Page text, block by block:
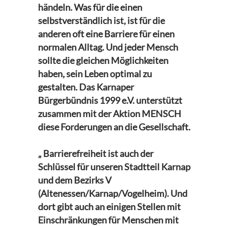
händeln. Was für die einen
selbstverständlich ist, ist für die
anderen oft eine Barriere für einen
normalen Alltag. Und jeder Mensch
sollte die gleichen Möglichkeiten
haben, sein Leben optimal zu
gestalten. Das Karnaper
Bürgerbündnis 1999 e.V. unterstützt
zusammen mit der Aktion MENSCH
diese Forderungen an die Gesellschaft.
„ Barrierefreiheit ist auch der
Schlüssel für unseren Stadtteil Karnap
und dem Bezirks V
(Altenessen/Karnap/Vogelheim). Und
dort gibt auch an einigen Stellen mit
Einschränkungen für Menschen mit